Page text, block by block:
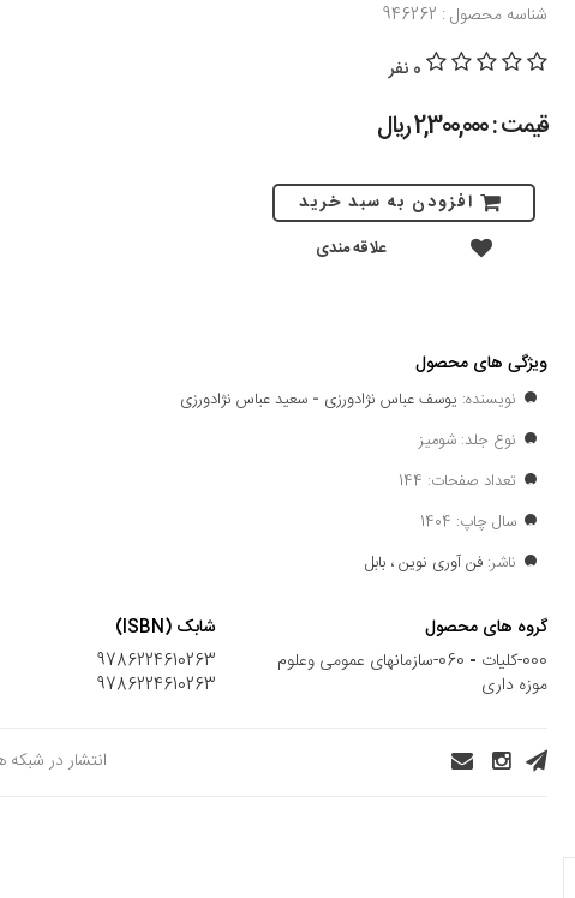
شناسه محصول : 946262
0 نفر
قیمت : 2,300,000 ريال
افزودن به سبد خرید
علاقه مندی
ویژگی های محصول
نویسنده: یوسف عباس نژادورزی - سعید عباس نژادورزی
نوع جلد: شومیز
تعداد صفحات: 144
سال چاپ: 1404
ناشر: فن آوری نوین ، بابل
گروه های محصول
000-کلیات
-
060-سازمانهای عمومی وعلوم
موزه داری
شابک (ISBN)
9786224610263
9786224610263
انتشار در